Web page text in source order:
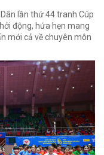
lần thứ 44 tranh Cúp
động, hứa hẹn mang
mới cả về chuyên môn